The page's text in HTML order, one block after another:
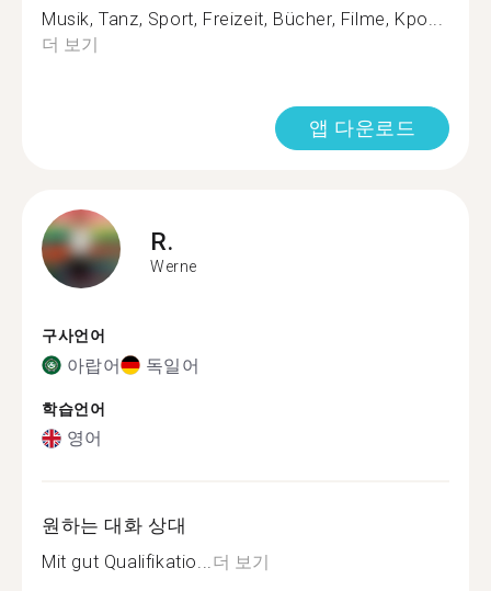
Musik, Tanz, Sport, Freizeit, Bücher, Filme, Kpo...
더 보기
앱 다운로드
R.
Werne
구사언어
아랍어 독일어
학습언어
영어
원하는 대화 상대
Mit gut Qualifikatio...더 보기